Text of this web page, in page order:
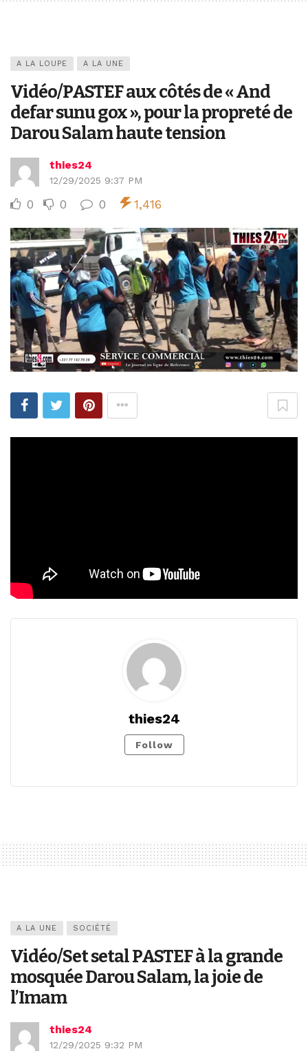
A LA LOUPE A LA UNE
Vidéo/PASTEF aux côtés de « And
defar sunu gox », pour la propreté de
Darou Salam haute tension
thies24
12/29/2025 9:37 PM
0 0 0 1,416
thies24
Follow
A LA UNE SOCIÉTÉ
Vidéo/Set setal PASTEF à la grande
mosquée Darou Salam, la joie de
l’Imam
thies24
12/29/2025 9:32 PM